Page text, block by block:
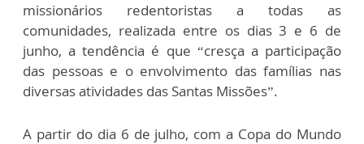
missionários redentoristas a todas as
comunidades, realizada entre os dias 3 e 6 de
junho, a tendência é que “cresça a participação
das pessoas e o envolvimento das famílias nas
diversas atividades das Santas Missões”.
A partir do dia 6 de julho, com a Copa do Mundo